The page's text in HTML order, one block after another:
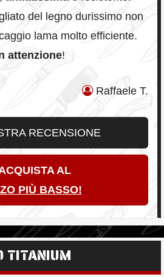
del legno durissimo non
lama molto efficiente.
attenzione!
Raffaele T.
RECENSIONE
AL
PIÙ BASSO!
TITANIUM